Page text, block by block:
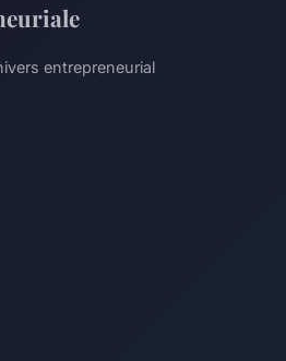
entrepreneurial